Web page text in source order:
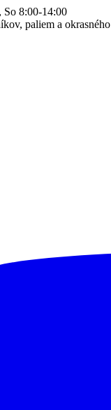
So 8:00-14:00
paliem a